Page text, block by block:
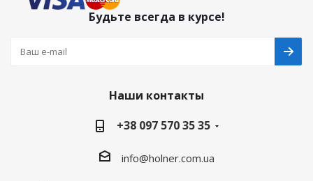
Будьте всегда в курсе!
Наши контакты
+38 097 570 35 35
info@holner.com.ua